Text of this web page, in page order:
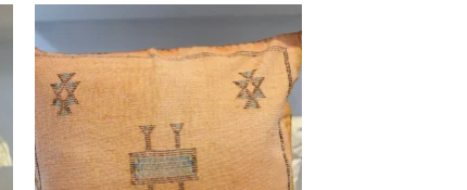
Ajoutez
aux
favoris